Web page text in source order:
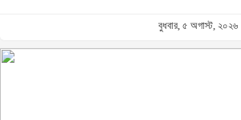
বুধবার, ৫ অগাস্ট, ২০২৬